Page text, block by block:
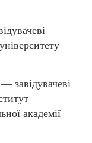
академії